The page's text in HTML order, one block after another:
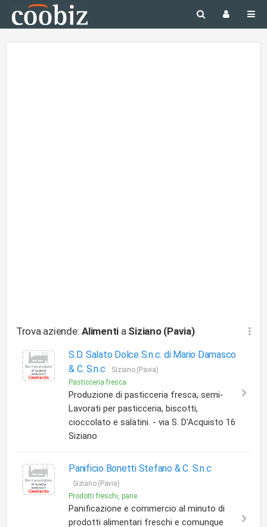
Trova aziende:Alimenti a Siziano (Pavia)
S.D. Salato Dolce S.n.c. di Mario Damasco
& C. S.n.c
Siziano (Pavia)
Pasticceria fresca
Produzione di pasticceria fresca, semi-
Lavorati per pasticceria, biscotti,
cioccolato e salatini. - via S. D'Acquisto 16
Siziano
Panificio Bonetti Stefano & C. S.n.c
Siziano (Pavia)
Prodotti freschi, pane
Panificazione e commercio al minuto di
prodotti alimentari freschi e comunque